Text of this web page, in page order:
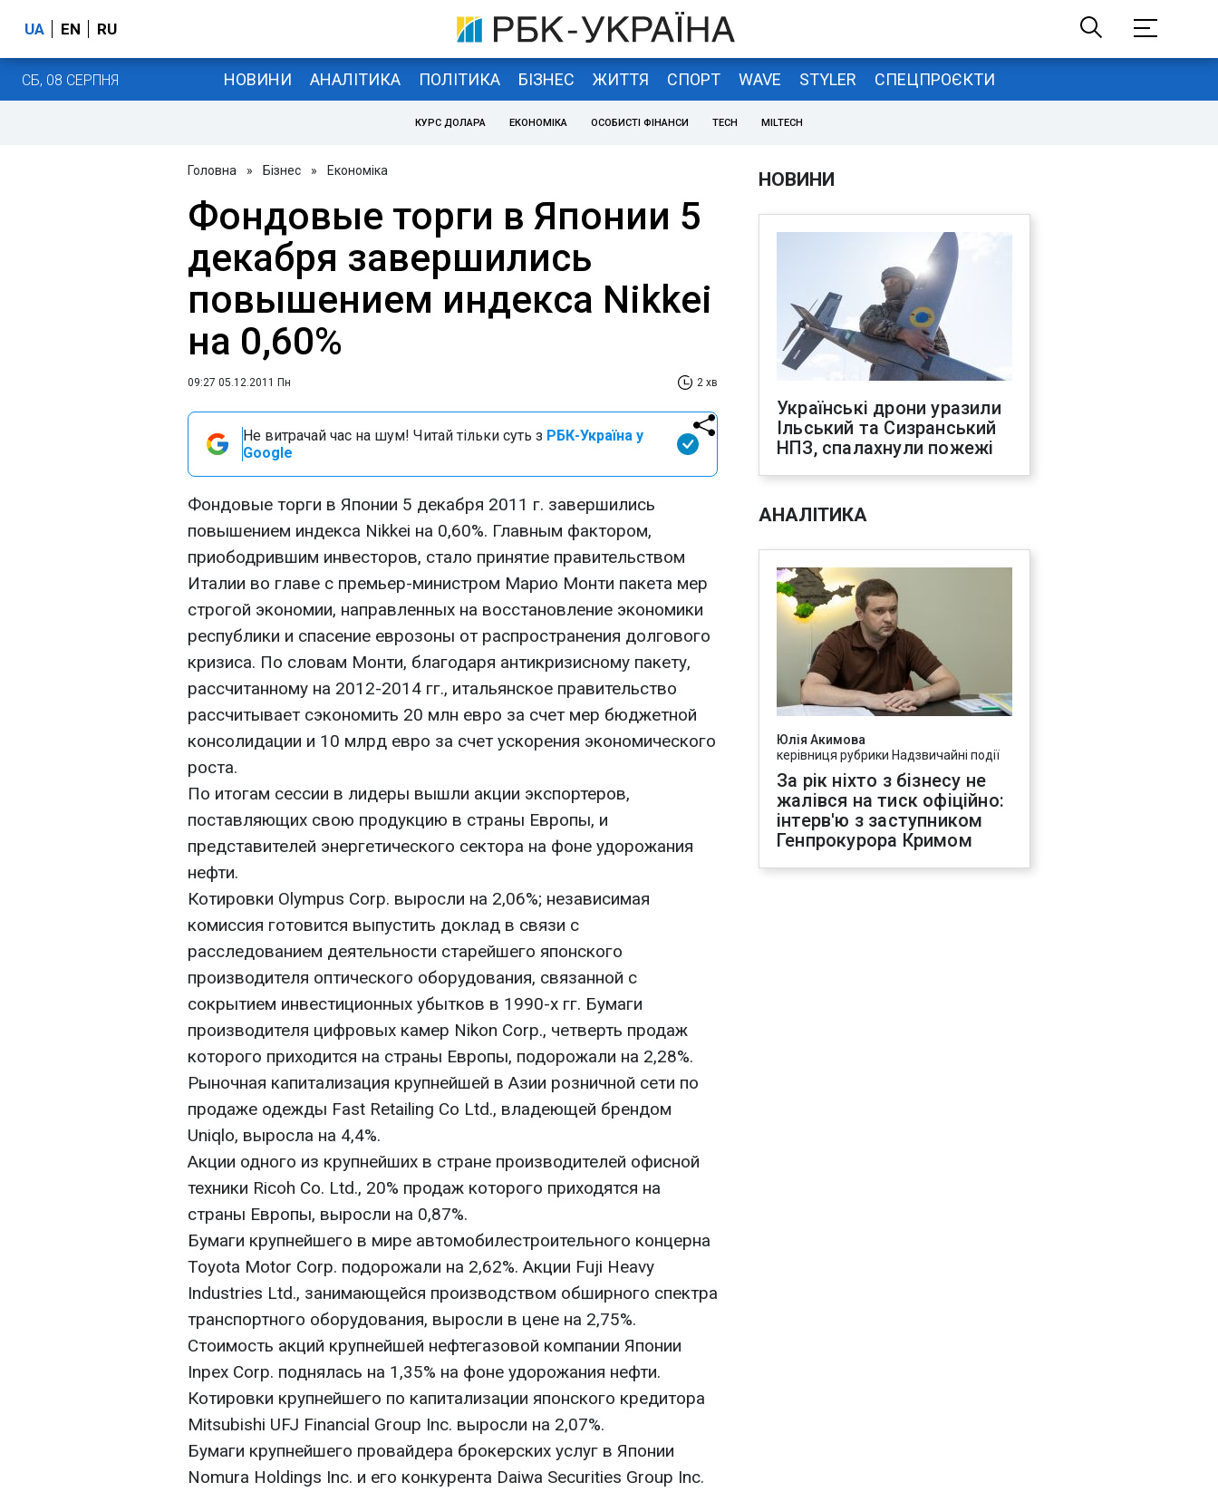
UA EN RU
СБ, 08 СЕРПНЯ НОВИНИ АНАЛІТИКА ПОЛІТИКА БІЗНЕС ЖИТТЯ СПОРТ WAVE STYLER СПЕЦПРОЄКТИ
КУРС ДОЛАРА ЕКОНОМІКА ОСОБИСТІ ФІНАНСИ TECH MILTECH
Головна » Бізнес » Економіка
Фондовые торги в Японии 5
декабря завершились
повышением индекса Nikkei
на 0,60%
09:27 05.12.2011 Пн 2 хв
Не витрачай час на шум! Читай тільки суть з РБК-Україна у
Google
Фондовые торги в Японии 5 декабря 2011 г. завершились
повышением индекса Nikkei на 0,60%. Главным фактором,
приободрившим инвесторов, стало принятие правительством
Италии во главе с премьер-министром Марио Монти пакета мер
строгой экономии, направленных на восстановление экономики
республики и спасение еврозоны от распространения долгового
кризиса. По словам Монти, благодаря антикризисному пакету,
рассчитанному на 2012-2014 гг., итальянское правительство
рассчитывает сэкономить 20 млн евро за счет мер бюджетной
консолидации и 10 млрд евро за счет ускорения экономического
роста.
По итогам сессии в лидеры вышли акции экспортеров,
поставляющих свою продукцию в страны Европы, и
представителей энергетического сектора на фоне удорожания
нефти.
Котировки Olympus Corp. выросли на 2,06%; независимая
комиссия готовится выпустить доклад в связи с
расследованием деятельности старейшего японского
производителя оптического оборудования, связанной с
сокрытием инвестиционных убытков в 1990-х гг. Бумаги
производителя цифровых камер Nikon Corp., четверть продаж
которого приходится на страны Европы, подорожали на 2,28%.
Рыночная капитализация крупнейшей в Азии розничной сети по
продаже одежды Fast Retailing Co Ltd., владеющей брендом
Uniqlo, выросла на 4,4%.
Акции одного из крупнейших в стране производителей офисной
техники Ricoh Co. Ltd., 20% продаж которого приходятся на
страны Европы, выросли на 0,87%.
Бумаги крупнейшего в мире автомобилестроительного концерна
Toyota Motor Corp. подорожали на 2,62%. Акции Fuji Heavy
Industries Ltd., занимающейся производством обширного спектра
транспортного оборудования, выросли в цене на 2,75%.
Стоимость акций крупнейшей нефтегазовой компании Японии
Inpex Corp. поднялась на 1,35% на фоне удорожания нефти.
Котировки крупнейшего по капитализации японского кредитора
Mitsubishi UFJ Financial Group Inc. выросли на 2,07%.
Бумаги крупнейшего провайдера брокерских услуг в Японии
Nomura Holdings Inc. и его конкурента Daiwa Securities Group Inc.
НОВИНИ
Українські дрони уразили
Ільський та Сизранський
НПЗ, спалахнули пожежі
АНАЛІТИКА
Юлія Акимова
керівниця рубрики Надзвичайні події
За рік ніхто з бізнесу не
жалівся на тиск офіційно:
інтерв'ю з заступником
Генпрокурора Кримом